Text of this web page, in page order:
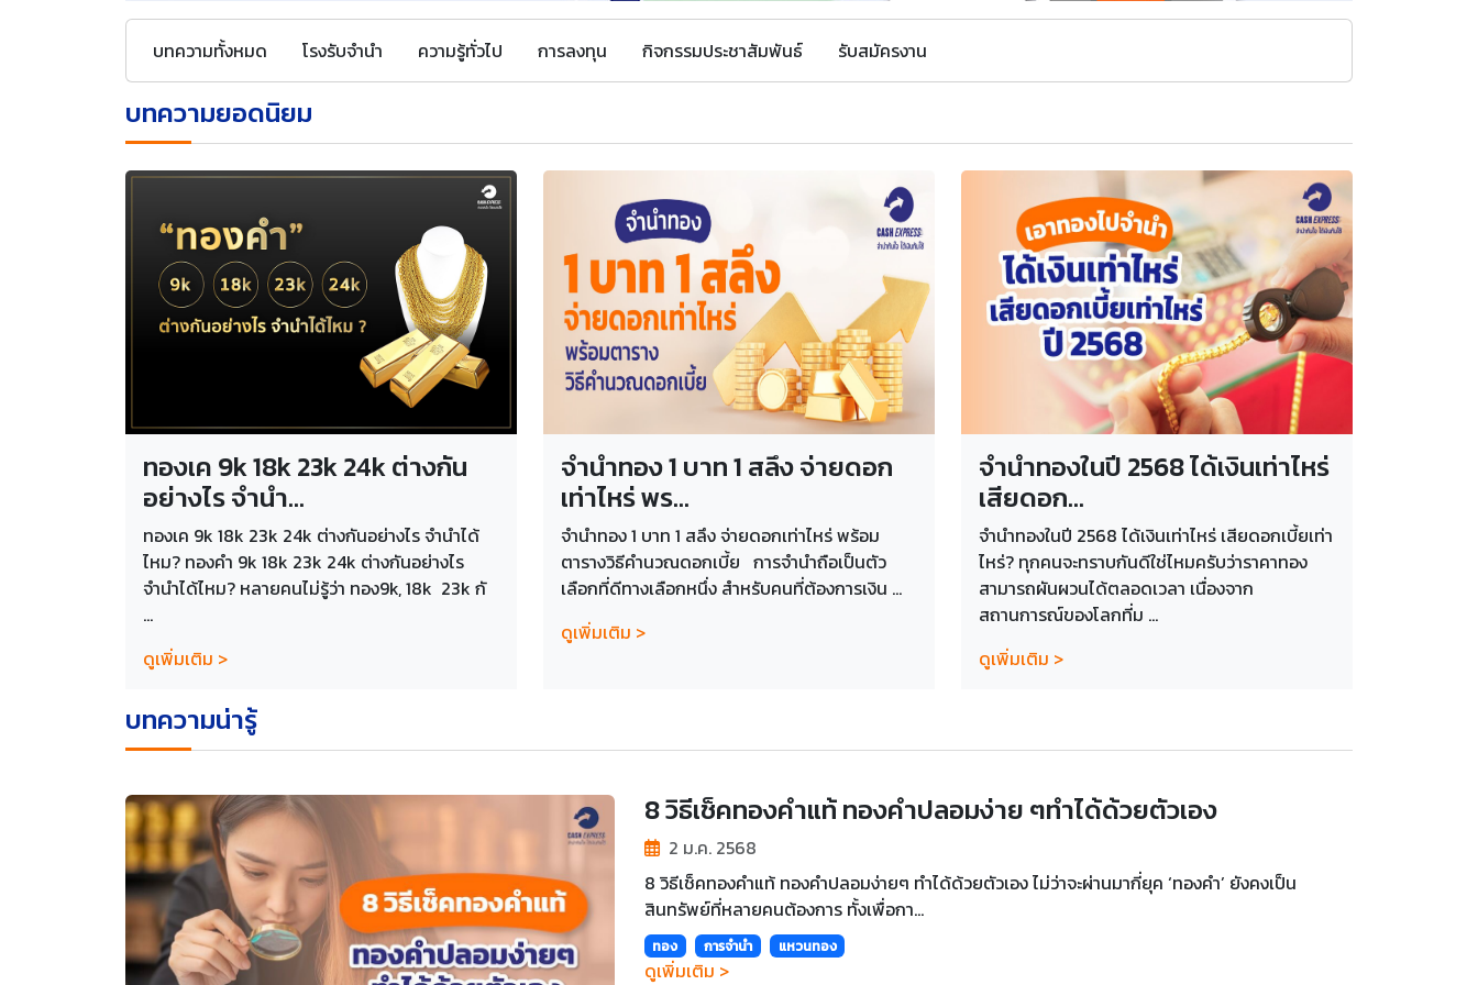
บทความทั้งหมด โรงรับจำนำ ความรู้ทั่วไป การลงทุน กิจกรรมประชาสัมพันธ์ รับสมัครงาน
บทความยอดนิยม
ทองเค 9k 18k 23k 24k ต่างกัน
อย่างไร จำนำ...
ทองเค 9k 18k 23k 24k ต่างกันอย่างไร จำนำได้
ไหม? ทองคำ 9k 18k 23k 24k ต่างกันอย่างไร
จำนำได้ไหม? หลายคนไม่รู้ว่า ทอง9k, 18k 23k กั
...
ดูเพิ่มเติม >
จำนำทอง 1 บาท 1 สลึง จ่ายดอก
เท่าไหร่ พร...
จำนำทอง 1 บาท 1 สลึง จ่ายดอกเท่าไหร่ พร้อม
ตารางวิธีคำนวณดอกเบี้ย การจำนำถือเป็นตัว
เลือกที่ดีทางเลือกหนึ่ง สำหรับคนที่ต้องการเงิน ...
ดูเพิ่มเติม >
จำนำทองในปี 2568 ได้เงินเท่าไหร่
เสียดอก...
จำนำทองในปี 2568 ได้เงินเท่าไหร่ เสียดอกเบี้ยเท่า
ไหร่? ทุกคนจะทราบกันดีใช่ไหมครับว่าราคาทอง
สามารถผันผวนได้ตลอดเวลา เนื่องจาก
สถานการณ์ของโลกที่ม ...
ดูเพิ่มเติม >
บทความน่ารู้
8 วิธีเช็คทองคำแท้ ทองคำปลอมง่าย ๆทำได้ด้วยตัวเอง
2 ม.ค. 2568
8 วิธีเช็คทองคำแท้ ทองคำปลอมง่ายๆ ทำได้ด้วยตัวเอง ไม่ว่าจะผ่านมากี่ยุค ‘ทองคำ’ ยังคงเป็น
สินทรัพย์ที่หลายคนต้องการ ทั้งเพื่อกา...
ทอง การจำนำ แหวนทอง
ดูเพิ่มเติม >